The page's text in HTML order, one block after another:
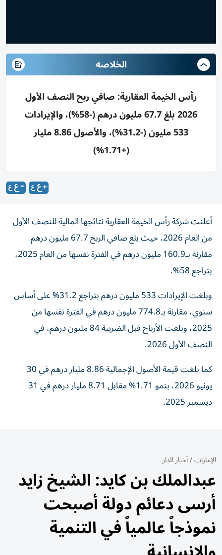
الخلاصه
رأس الخيمة العقارية: صافي ربح النصف الأول
2026 بلغ 67.7 مليون درهم (-58%)، والإيرادات
533 مليون (-31.2%)، والأصول 8.86 مليار
(+1.71%)
أعلنت شركة رأس الخيمة العقارية نتائجها المالية للنصف الأول
من العام 2026، حيث بلغ صافي الربح 67.7 مليون درهم
مقارنة بـ160.9 مليون درهم في الفترة نفسها من العام 2025،
بتراجع 58%.
وبلغت الإيرادات 533 مليون درهم بتراجع 31.2% على أساس
سنوي، مقارنة بـ774.8 مليون درهم في الفترة نفسها من
2025، وبلغت الأرباح قبل الضريبة 84 مليون درهم، في
النصف الأول 2026.
كما بلغت قيمة الأصول الإجمالية 8.86 مليار درهم في 30
يونيو 2026، بنمو 1.71% مقابل 8.71 مليار درهم في 31
ديسمبر 2025.
الإمارات/أخبار الدار
عبدالملك بن كايد: الشيخ زايد
أرسى دعائم دولة أصبحت
نموذجاً عالمياً في التنمية